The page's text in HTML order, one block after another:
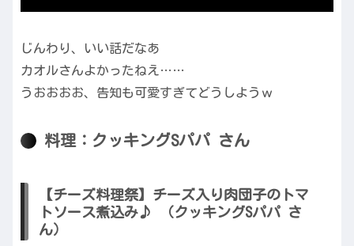
じんわり、いい話だなあ
カオルさんよかったねえ……
うおおおお、告知も可愛すぎてどうしようｗ
料理：クッキングSパパ さん
【チーズ料理祭】チーズ入り肉団子のトマ
トソース煮込み♪ （クッキングSパパ さ
ん）